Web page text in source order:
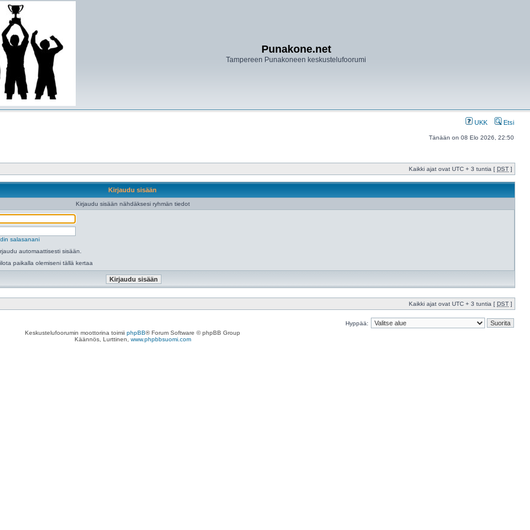
Punakone.net
Tampereen Punakoneen keskustelufoorumi
UKK Etsi
Tänään on 08 Elo 2026, 22:50
Kaikki ajat ovat UTC + 3 tuntia [ DST ]
Kirjaudu sisään
Kirjaudu sisään nähdäksesi ryhmän tiedot
salasanani
automaattisesti sisään.
paikalla olemiseni tällä kertaa
Kaikki ajat ovat UTC + 3 tuntia [ DST ]
Hyppää:
Keskustelufoorumin moottorina toimii phpBB® Forum Software © phpBB Group
Käännös, Lurttinen, www.phpbbsuomi.com